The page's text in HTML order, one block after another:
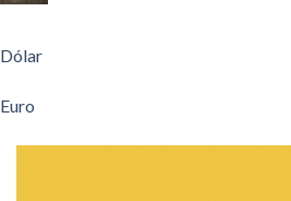
Dólar
Euro